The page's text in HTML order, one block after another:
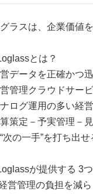
ラスは、企業価値
とは？
データを正確かつ
管理クラウドサービ
ログ運用の多い経
策定－予実管理－
次の一手”を打ち出
が提供する 3
営管理の負担を減